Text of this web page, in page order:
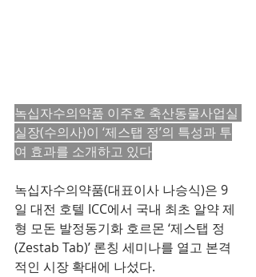
녹십자수의약품 이주호 축산동물사업실
실장(수의사)이 ‘제스탭 정’의 특성과 투
여 효과를 소개하고 있다
녹십자수의약품(대표이사 나승식)은 9
일 대전 호텔 ICC에서 국내 최초 알약 제
형 모돈 발정동기화 호르몬 ‘제스탭 정
(Zestab Tab)’ 론칭 세미나를 열고 본격
적인 시장 확대에 나섰다.